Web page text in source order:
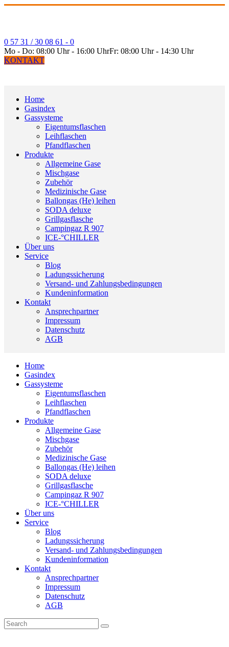
0 57 31 / 30 08 61 - 0
Mo - Do: 08:00 Uhr - 16:00 UhrFr: 08:00 Uhr - 14:30 Uhr
KONTAKT
Home
Gasindex
Gassysteme
Eigentumsflaschen
Leihflaschen
Pfandflaschen
Produkte
Allgemeine Gase
Mischgase
Zubehör
Medizinische Gase
Ballongas (He) leihen
SODA deluxe
Grillgasflasche
Campingaz R 907
ICE-°CHILLER
Über uns
Service
Blog
Ladungssicherung
Versand- und Zahlungsbedingungen
Kundeninformation
Kontakt
Ansprechpartner
Impressum
Datenschutz
AGB
Home
Gasindex
Gassysteme
Eigentumsflaschen
Leihflaschen
Pfandflaschen
Produkte
Allgemeine Gase
Mischgase
Zubehör
Medizinische Gase
Ballongas (He) leihen
SODA deluxe
Grillgasflasche
Campingaz R 907
ICE-°CHILLER
Über uns
Service
Blog
Ladungssicherung
Versand- und Zahlungsbedingungen
Kundeninformation
Kontakt
Ansprechpartner
Impressum
Datenschutz
AGB